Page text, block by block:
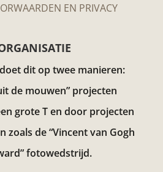
EN PRIVACY
dit op twee manieren:
de mouwen” projecten
grote T en door projecten
zoals de “Vincent van Gogh
fotowedstrijd.